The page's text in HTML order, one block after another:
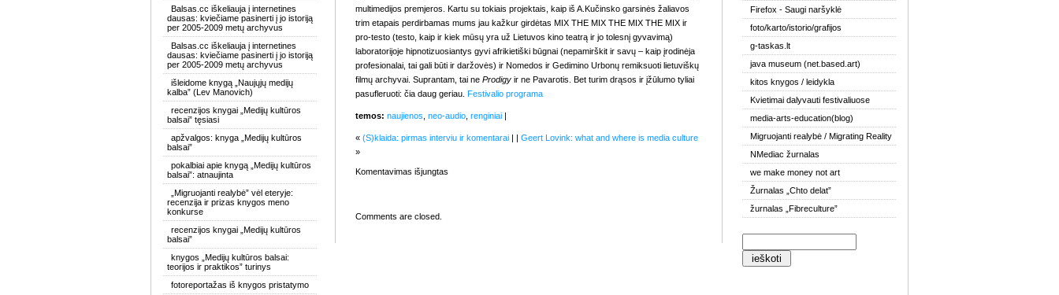
Balsas.cc iškeliauja į internetines
dausas: kviečiame pasinerti į jo istoriją
per 2005-2009 metų archyvus
Balsas.cc iškeliauja į internetines
dausas: kviečiame pasinerti į jo istoriją
per 2005-2009 metų archyvus
išleidome knygą „Naujųjų medijų
kalba” (Lev Manovich)
recenzijos knygai „Medijų kultūros
balsai” tęsiasi
apžvalgos: knyga „Medijų kultūros
balsai”
pokalbiai apie knygą „Medijų kultūros
balsai”: atnaujinta
„Migruojanti realybė” vėl eteryje:
recenzija ir prizas knygos meno
konkurse
recenzijos knygai „Medijų kultūros
balsai”
knygos „Medijų kultūros balsai:
teorijos ir praktikos” turinys
fotoreportažas iš knygos pristatymo
Firefox - Saugi naršyklė
foto/karto/istorio/grafijos
g-taskas.lt
java museum (net.based.art)
kitos knygos / leidykla
Kvietimai dalyvauti festivaliuose
media-arts-education(blog)
Migruojanti realybė / Migrating Reality
NMediac žurnalas
we make money not art
Žurnalas „Chto delat”
žurnalas „Fibreculture”
multimedijos premjeros. Kartu su tokiais projektais, kaip iš A.Kučinsko garsinės žaliavos
trim etapais perdirbamas mums jau kažkur girdėtas MIX THE MIX THE MIX THE MIX ir
pro-testo (testo, kaip ir kiek mūsų yra už Lietuvos kino teatrą ir jo tolesnį gyvavimą)
laboratorijoje hipnotizuosiantys gyvi afrikietiški būgnai (nepamirškit ir savų – kaip įrodinėja
profesionalai, tai gali būti ir daržovės) ir Nomedos ir Gedimino Urbonų remiksuoti lietuviškų
filmų archyvai. Suprantam, tai ne Prodigy ir ne Pavarotis. Bet turim drąsos ir įžūlumo tyliai
pasufleruoti: čia daug geriau. Festivalio programa
temos: naujienos neo-audio renginiai |
« (S)klaida: pirmas interviu ir komentarai | | Geert Lovink: what and where is media culture
»
Komentavimas išjungtas
Comments are closed.